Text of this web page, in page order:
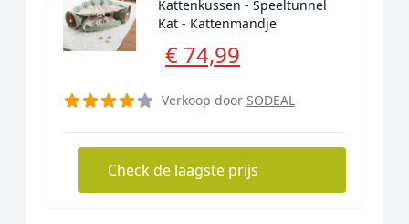
Kattenkussen - Speeltunnel
Kat - Kattenmandje
€ 74,99
Verkoop door SODEAL
Check de laagste prijs